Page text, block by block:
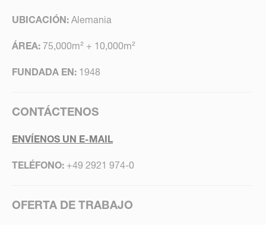
UBICACIÓN: Alemania
ÁREA: 75,000m² + 10,000m²
FUNDADA EN: 1948
CONTÁCTENOS
ENVÍENOS UN E-MAIL
TELÉFONO: +49 2921 974-0
OFERTA DE TRABAJO